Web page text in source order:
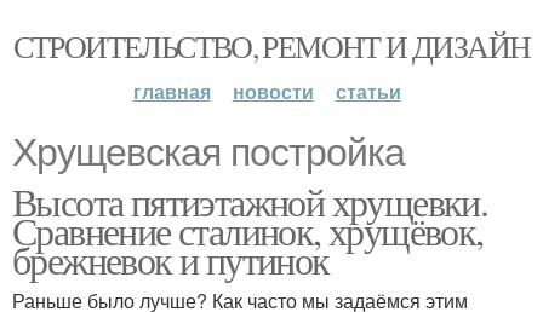
СТРОИТЕЛЬСТВО, РЕМОНТ И ДИЗАЙН
главная новости статьи
Хрущевская постройка
Высота пятиэтажной хрущевки.
Сравнение сталинок, хрущёвок,
брежневок и путинок
Раньше было лучше? Как часто мы задаёмся этим